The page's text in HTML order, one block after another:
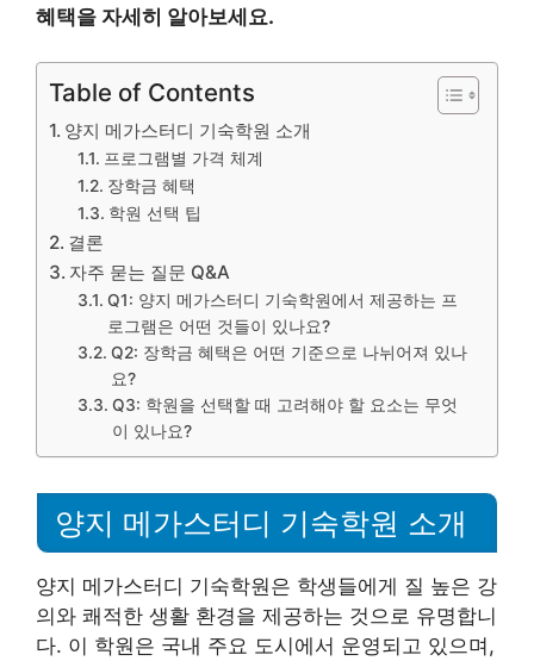
혜택을 자세히 알아보세요.
Table of Contents
양지 메가스터디 기숙학원 소개
프로그램별 가격 체계
장학금 혜택
학원 선택 팁
결론
자주 묻는 질문 Q&A
Q1: 양지 메가스터디 기숙학원에서 제공하는 프
로그램은 어떤 것들이 있나요?
Q2: 장학금 혜택은 어떤 기준으로 나뉘어져 있나
요?
Q3: 학원을 선택할 때 고려해야 할 요소는 무엇
이 있나요?
양지 메가스터디 기숙학원 소개
양지 메가스터디 기숙학원은 학생들에게 질 높은 강
의와 쾌적한 생활 환경을 제공하는 것으로 유명합니
다. 이 학원은 국내 주요 도시에서 운영되고 있으며,